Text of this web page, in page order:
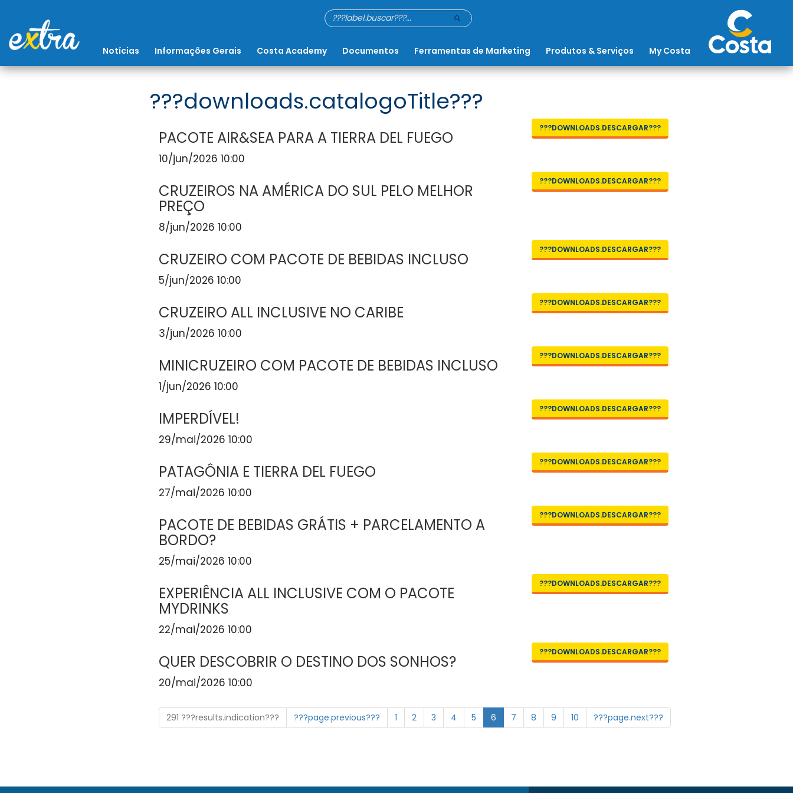
Notícias Informações Gerais Costa Academy Documentos Ferramentas de Marketing Produtos & Serviços My Costa
???downloads.catalogoTitle???
PACOTE AIR&SEA PARA A TIERRA DEL FUEGO
10/jun/2026 10:00
???DOWNLOADS.DESCARGAR???
CRUZEIROS NA AMÉRICA DO SUL PELO MELHOR
PREÇO
8/jun/2026 10:00
???DOWNLOADS.DESCARGAR???
CRUZEIRO COM PACOTE DE BEBIDAS INCLUSO
5/jun/2026 10:00
???DOWNLOADS.DESCARGAR???
CRUZEIRO ALL INCLUSIVE NO CARIBE
3/jun/2026 10:00
???DOWNLOADS.DESCARGAR???
MINICRUZEIRO COM PACOTE DE BEBIDAS INCLUSO
1/jun/2026 10:00
???DOWNLOADS.DESCARGAR???
IMPERDÍVEL!
29/mai/2026 10:00
???DOWNLOADS.DESCARGAR???
PATAGÔNIA E TIERRA DEL FUEGO
27/mai/2026 10:00
???DOWNLOADS.DESCARGAR???
PACOTE DE BEBIDAS GRÁTIS + PARCELAMENTO A
BORDO?
25/mai/2026 10:00
???DOWNLOADS.DESCARGAR???
EXPERIÊNCIA ALL INCLUSIVE COM O PACOTE
MYDRINKS
22/mai/2026 10:00
???DOWNLOADS.DESCARGAR???
QUER DESCOBRIR O DESTINO DOS SONHOS?
20/mai/2026 10:00
???DOWNLOADS.DESCARGAR???
291 ???results.indication??? ???page.previous??? 1 2 3 4 5 6 7 8 9 10 ???page.next???